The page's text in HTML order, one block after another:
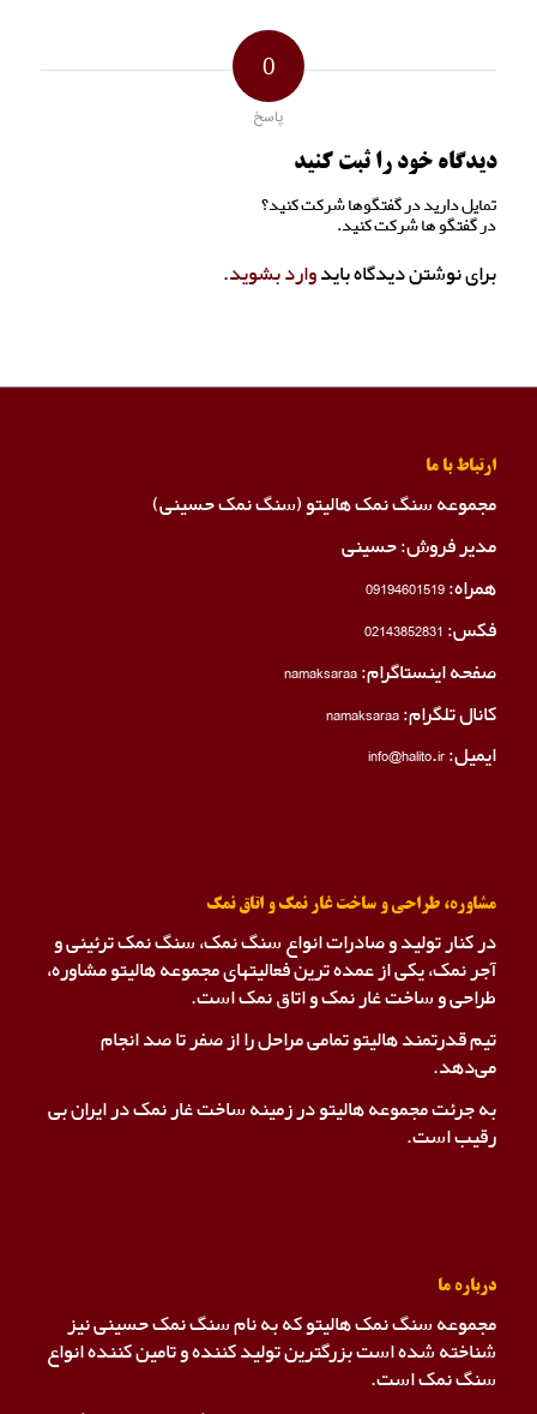
0
پاسخ
دیدگاه خود را ثبت کنید
تمایل دارید در گفتگوها شرکت کنید؟
در گفتگو ها شرکت کنید.
برای نوشتن دیدگاه بایدوارد بشوید.
ارتباط با ما
مجموعه سنگ نمک هالیتو (سنگ نمک حسینی)
مدیر فروش: حسینی
همراه:09194601519
فکس:02143852831
صفحه اینستاگرام:namaksaraa
کانال تلگرام:namaksaraa
ایمیل: info@halito.ir
مشاوره، طراحی و ساخت غار نمک و اتاق نمک
در کنار تولید و صادرات انواع سنگ نمک، سنگ نمک ترئینی و
آجر نمک، یکی از عمده ترین فعالیتهای مجموعه هالیتو مشاوره،
طراحی و ساخت غار نمک و اتاق نمک است.
تیم قدرتمند هالیتو تمامی مراحل را از صفر تا صد انجام
می‌دهد.
به جرئت مجموعه هالیتو در زمینه ساخت غار نمک در ایران بی
رقیب است.
درباره ما
مجموعه سنگ نمک هالیتو که به نام سنگ نمک حسینی نیز
شناخته شده است بزرگترین تولید کننده و تامین کننده انواع
سنگ نمک است.